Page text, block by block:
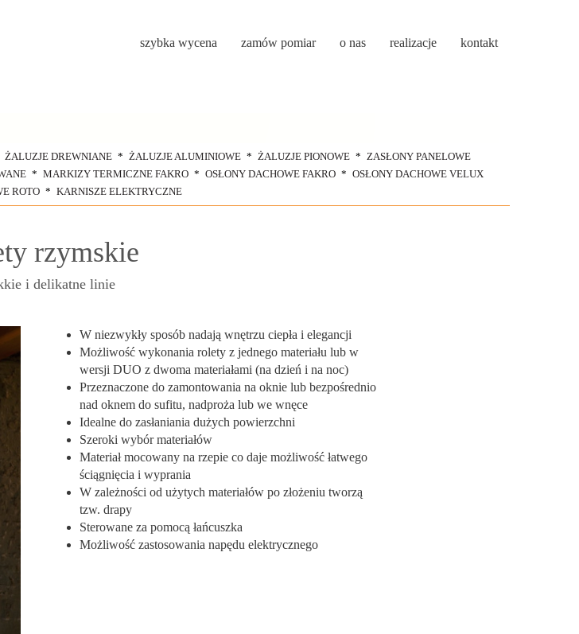
szybka wycena zamów pomiar o nas realizacje kontakt
ŻALUZJE DREWNIANE ŻALUZJE ALUMINIOWE ŻALUZJE PIONOWE
ZASŁONY PANELOWE
MARKIZY TERMICZNE FAKRO OSŁONY DACHOWE FAKRO
OSŁONY DACHOWE VELUX
ROTO
KARNISZE ELEKTRYCZNE
rzymskie
i delikatne linie
W niezwykły sposób nadają wnętrzu ciepła i elegancji
Możliwość wykonania rolety z jednego materiału lub w
wersji DUO z dwoma materiałami (na dzień i na noc)
Przeznaczone do zamontowania na oknie lub bezpośrednio
nad oknem do sufitu, nadproża lub we wnęce
Idealne do zasłaniania dużych powierzchni
Szeroki wybór materiałów
Materiał mocowany na rzepie co daje możliwość łatwego
ściągnięcia i wyprania
W zależności od użytych materiałów po złożeniu tworzą
tzw. drapy
Sterowane za pomocą łańcuszka
Możliwość zastosowania napędu elektrycznego